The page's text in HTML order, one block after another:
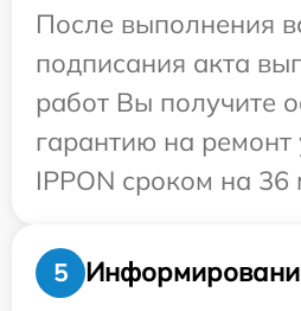
После выполнения
подписания акта
работ Вы получите
гарантию на ремонт
IPPON сроком на 36
5